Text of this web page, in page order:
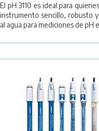
El pH 3110 es ideal para
instrumento sencillo, robusto
al agua para mediciones de pH